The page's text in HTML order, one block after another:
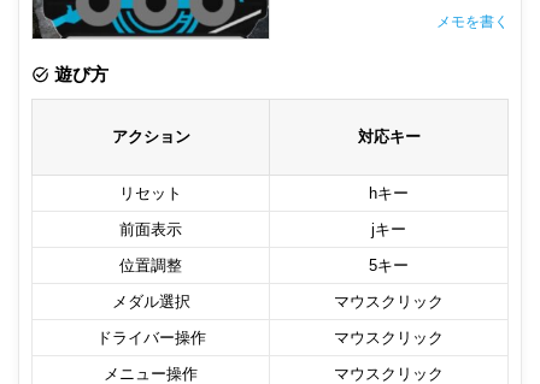
メモを書く
遊び方
アクション 対応キー
リセット
hキー
前面表示
jキー
位置調整
5キー
メダル選択
マウスクリック
ドライバー操作
マウスクリック
メニュー操作
マウスクリック